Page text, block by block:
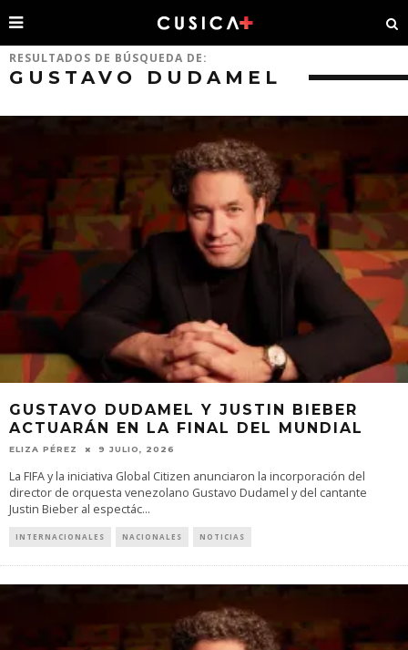
RESULTADOS DE BÚSQUEDA DE:
GUSTAVO DUDAMEL
GUSTAVO DUDAMEL Y JUSTIN BIEBER
ACTUARÁN EN LA FINAL DEL MUNDIAL
ELIZA PÉREZ 9 JULIO, 2026
La FIFA y la iniciativa Global Citizen anunciaron la incorporación del
director de orquesta venezolano Gustavo Dudamel y del cantante
Justin Bieber al espectác...
INTERNACIONALES NACIONALES NOTICIAS